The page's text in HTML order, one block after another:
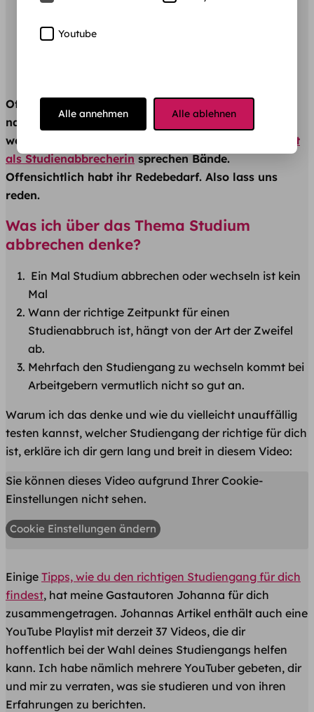
kommt es bei Arbeitgebern an wenn
Offensichtlich ist sie nicht die einzige, die darüber
nachdenkt, ihr Studium abzubrechen bzw. zu
wechseln. Die Resonanz auf
Katos Erfahrungsbericht
als Studienabbrecherinsprechen Bände.
Offensichtlich habt ihr Redebedarf. Also lass uns
reden.
Was ich über das Thema Studium
abbrechen denke?
Ein Mal Studium abbrechen oder wechseln ist kein
Mal
Wann der richtige Zeitpunkt für einen
Studienabbruch ist, hängt von der Art der Zweifel
ab.
Mehrfach den Studiengang zu wechseln kommt bei
Arbeitgebern vermutlich nicht so gut an.
Warum ich das denke und wie du vielleicht unauffällig
testen kannst, welcher Studiengang der richtige für dich
ist, erkläre ich dir gern lang und breit in diesem Video:
Sie können dieses Video aufgrund Ihrer Cookie-
Einstellungen nicht sehen.
Cookie Einstellungen ändern
Einige Tipps, wie du den richtigen Studiengang für dich
findest, hat meine Gastautoren Johanna für dich
zusammengetragen. Johannas Artikel enthält auch eine
YouTube Playlist mit derzeit 37 Videos, die dir
hoffentlich bei der Wahl deines Studiengangs helfen
kann. Ich habe nämlich mehrere YouTuber gebeten, dir
und mir zu verraten, was sie studieren und von ihren
Erfahrungen zu berichten.
Youtube
Alle annehmen Alle ablehnen